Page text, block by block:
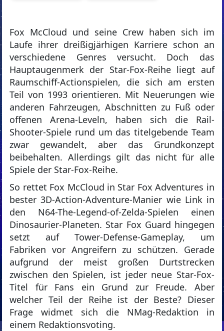
Fox McCloud und seine Crew haben sich im
Laufe ihrer dreißigjärhigen Karriere schon an
verschiedene Genres versucht. Doch das
Hauptaugenmerk der Star-Fox-Reihe liegt auf
Raumschiff-Actionspielen, die sich am ersten
Teil von 1993 orientieren. Mit Neuerungen wie
anderen Fahrzeugen, Abschnitten zu Fuß oder
offenen Arena-Leveln, haben sich die Rail-
Shooter-Spiele rund um das titelgebende Team
zwar gewandelt, aber das Grundkonzept
beibehalten. Allerdings gilt das nicht für alle
Spiele der Star-Fox-Reihe.
So rettet Fox McCloud in Star Fox Adventures in
bester 3D-Action-Adventure-Manier wie Link in
den N64-The-Legend-of-Zelda-Spielen einen
Dinosaurier-Planeten. Star Fox Guard hingegen
setzt auf Tower-Defense-Gameplay, um
Fabriken vor Angreifern zu schützen. Gerade
aufgrund der meist großen Durtstrecken
zwischen den Spielen, ist jeder neue Star-Fox-
Titel für Fans ein Grund zur Freude. Aber
welcher Teil der Reihe ist der Beste? Dieser
Frage widmet sich die NMag-Redaktion in
einem Redaktionsvoting.